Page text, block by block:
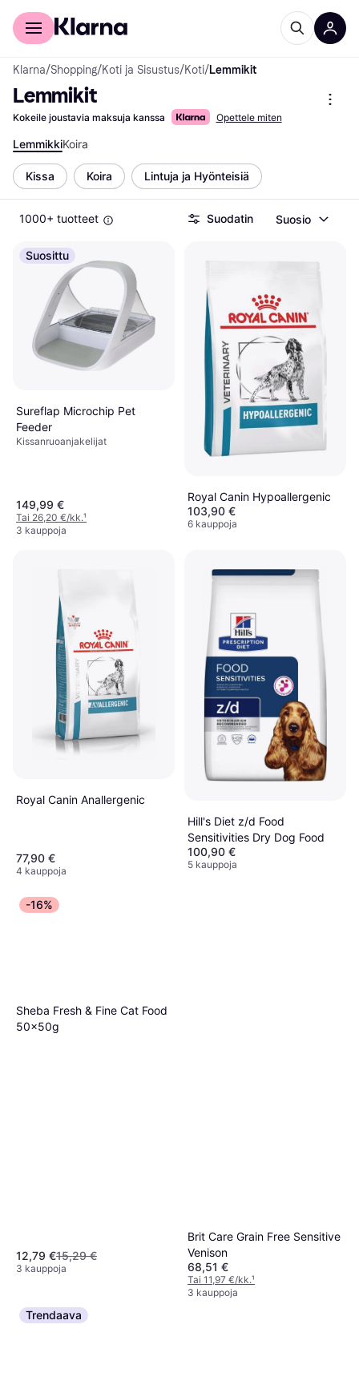
Kuluttajille
Klarna/Shopping/Koti ja Sisustus/Koti/Lemmikit
Lemmikit
Kokeile joustavia maksuja kanssa Opettele miten
LemmikkiKoira
Kissa Koira Lintuja ja Hyönteisiä
1000+ tuotteet Suodatin Suosio
Suosittu
Sureflap Microchip Pet
Feeder
Kissanruoanjakelijat
149,99 €
Tai 26,20 €/kk.¹
3 kauppoja
Royal Canin Hypoallergenic
103,90 €
6 kauppoja
Royal Canin Anallergenic
77,90 €
4 kauppoja
Hill's Diet z/d Food
Sensitivities Dry Dog Food
100,90 €
5 kauppoja
-16%
Sheba Fresh & Fine Cat Food
50x50g
12,79 €15,29 €
3 kauppoja
Brit Care Grain Free Sensitive
Venison
68,51 €
Tai 11,97 €/kk.¹
3 kauppoja
Trendaava